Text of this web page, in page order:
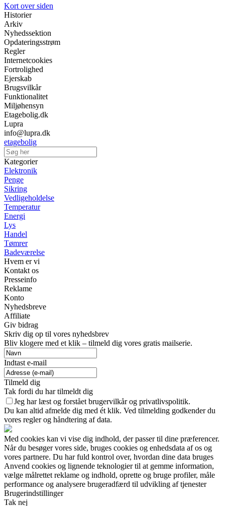
Kort over siden
Historier
Arkiv
Nyhedssektion
Opdateringsstrøm
Regler
Internetcookies
Fortrolighed
Ejerskab
Brugsvilkår
Funktionalitet
Miljøhensyn
Etagebolig.dk
Lupra
info@lupra.dk
etagebolig
Kategorier
Elektronik
Penge
Sikring
Vedligeholdelse
Temperatur
Energi
Lys
Handel
Tømrer
Badeværelse
Hvem er vi
Kontakt os
Presseinfo
Reklame
Konto
Nyhedsbreve
Affiliate
Giv bidrag
Skriv dig op til vores nyhedsbrev
Bliv klogere med et klik – tilmeld dig vores gratis mailserie.
Indtast e-mail
Tilmeld dig
Tak fordi du har tilmeldt dig
Jeg har læst og forstået brugervilkår og privatlivspolitik.
Du kan altid afmelde dig med ét klik. Ved tilmelding godkender du
vores regler og håndtering af data.
Med cookies kan vi vise dig indhold, der passer til dine præferencer.
Når du besøger vores side, bruges cookies og enhedsdata af os og
vores partnere. Du har fuld kontrol over, hvordan dine data bruges
Anvend cookies og lignende teknologier til at gemme information,
vælge målrettet reklame og indhold, oprette og bruge profiler, måle
performance og analysere brugeradfærd til udvikling af tjenester
Brugerindstillinger
Tak nej